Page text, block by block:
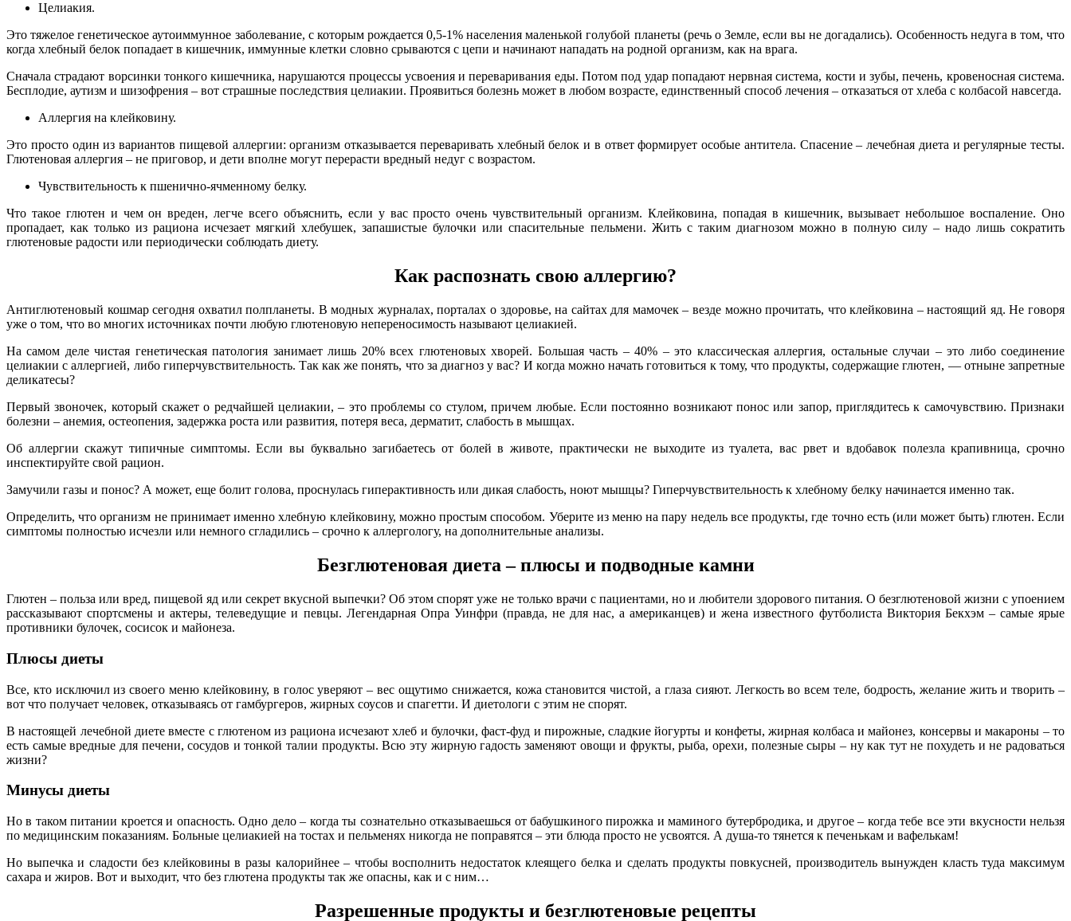
Целиакия.
Это тяжелое генетическое аутоиммунное заболевание, с которым рождается 0,5-1% населения маленькой голубой планеты (речь о Земле, если вы не догадались). Особенность недуга в том, что
когда хлебный белок попадает в кишечник, иммунные клетки словно срываются с цепи и начинают нападать на родной организм, как на врага.
Сначала страдают ворсинки тонкого кишечника, нарушаются процессы усвоения и переваривания еды. Потом под удар попадают нервная система, кости и зубы, печень, кровеносная система.
Бесплодие, аутизм и шизофрения – вот страшные последствия целиакии. Проявиться болезнь может в любом возрасте, единственный способ лечения – отказаться от хлеба с колбасой навсегда.
Аллергия на клейковину.
Это просто один из вариантов пищевой аллергии: организм отказывается переваривать хлебный белок и в ответ формирует особые антитела. Спасение – лечебная диета и регулярные тесты.
Глютеновая аллергия – не приговор, и дети вполне могут перерасти вредный недуг с возрастом.
Чувствительность к пшенично-ячменному белку.
Что такое глютен и чем он вреден, легче всего объяснить, если у вас просто очень чувствительный организм. Клейковина, попадая в кишечник, вызывает небольшое воспаление. Оно
пропадает, как только из рациона исчезает мягкий хлебушек, запашистые булочки или спасительные пельмени. Жить с таким диагнозом можно в полную силу – надо лишь сократить
глютеновые радости или периодически соблюдать диету.
Как распознать свою аллергию?
Антиглютеновый кошмар сегодня охватил полпланеты. В модных журналах, порталах о здоровье, на сайтах для мамочек – везде можно прочитать, что клейковина – настоящий яд. Не говоря
уже о том, что во многих источниках почти любую глютеновую непереносимость называют целиакией.
На самом деле чистая генетическая патология занимает лишь 20% всех глютеновых хворей. Большая часть – 40% – это классическая аллергия, остальные случаи – это либо соединение
целиакии с аллергией, либо гиперчувствительность. Так как же понять, что за диагноз у вас? И когда можно начать готовиться к тому, что продукты, содержащие глютен, — отныне запретные
деликатесы?
Первый звоночек, который скажет о редчайшей целиакии, – это проблемы со стулом, причем любые. Если постоянно возникают понос или запор, приглядитесь к самочувствию. Признаки
болезни – анемия, остеопения, задержка роста или развития, потеря веса, дерматит, слабость в мышцах.
Об аллергии скажут типичные симптомы. Если вы буквально загибаетесь от болей в животе, практически не выходите из туалета, вас рвет и вдобавок полезла крапивница, срочно
инспектируйте свой рацион.
Замучили газы и понос? А может, еще болит голова, проснулась гиперактивность или дикая слабость, ноют мышцы? Гиперчувствительность к хлебному белку начинается именно так.
Определить, что организм не принимает именно хлебную клейковину, можно простым способом. Уберите из меню на пару недель все продукты, где точно есть (или может быть) глютен. Если
симптомы полностью исчезли или немного сгладились – срочно к аллергологу, на дополнительные анализы.
Безглютеновая диета – плюсы и подводные камни
Глютен – польза или вред, пищевой яд или секрет вкусной выпечки? Об этом спорят уже не только врачи с пациентами, но и любители здорового питания. О безглютеновой жизни с упоением
рассказывают спортсмены и актеры, телеведущие и певцы. Легендарная Опра Уинфри (правда, не для нас, а американцев) и жена известного футболиста Виктория Бекхэм – самые ярые
противники булочек, сосисок и майонеза.
Плюсы диеты
Все, кто исключил из своего меню клейковину, в голос уверяют – вес ощутимо снижается, кожа становится чистой, а глаза сияют. Легкость во всем теле, бодрость, желание жить и творить –
вот что получает человек, отказываясь от гамбургеров, жирных соусов и спагетти. И диетологи с этим не спорят.
В настоящей лечебной диете вместе с глютеном из рациона исчезают хлеб и булочки, фаст-фуд и пирожные, сладкие йогурты и конфеты, жирная колбаса и майонез, консервы и макароны – то
есть самые вредные для печени, сосудов и тонкой талии продукты. Всю эту жирную гадость заменяют овощи и фрукты, рыба, орехи, полезные сыры – ну как тут не похудеть и не радоваться
жизни?
Минусы диеты
Но в таком питании кроется и опасность. Одно дело – когда ты сознательно отказываешься от бабушкиного пирожка и маминого бутербродика, и другое – когда тебе все эти вкусности нельзя
по медицинским показаниям. Больные целиакией на тостах и пельменях никогда не поправятся – эти блюда просто не усвоятся. А душа-то тянется к печенькам и вафелькам!
Но выпечка и сладости без клейковины в разы калорийнее – чтобы восполнить недостаток клеящего белка и сделать продукты повкусней, производитель вынужден класть туда максимум
сахара и жиров. Вот и выходит, что без глютена продукты так же опасны, как и с ним…
Разрешенные продукты и безглютеновые рецепты